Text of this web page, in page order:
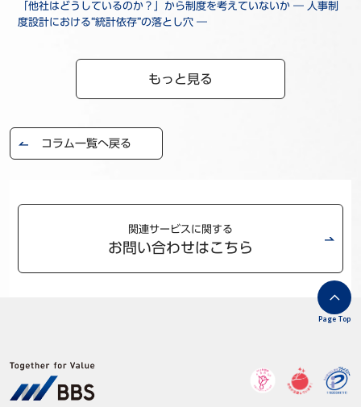
「他社はどうしているのか？」から制度を考えていないか ― 人事制
度設計における“統計依存”の落とし穴 ―
もっと見る
コラム一覧へ戻る
関連サービスに関する
お問い合わせはこちら
Page Top